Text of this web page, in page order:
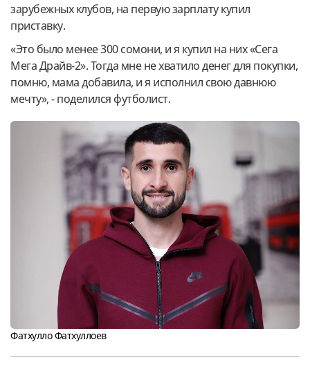
зарубежных клубов, на первую зарплату купил
приставку.
«Это было менее 300 сомони, и я купил на них «Сега
Мега Драйв-2». Тогда мне не хватило денег для покупки,
помню, мама добавила, и я исполнил свою давнюю
мечту», - поделился футболист.
Фатхулло Фатхуллоев